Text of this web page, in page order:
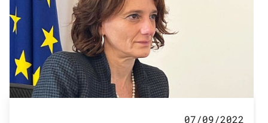
07/09/2022